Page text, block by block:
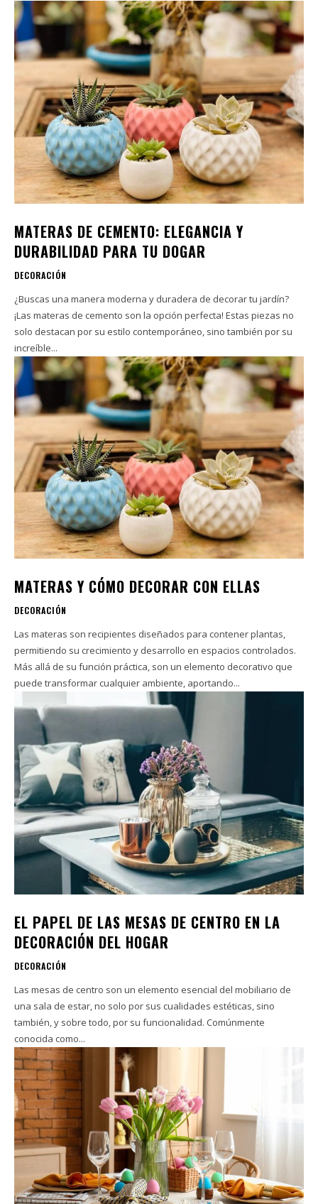
MATERAS DE CEMENTO: ELEGANCIA Y
DURABILIDAD PARA TU DOGAR
DECORACIÓN
¿Buscas una manera moderna y duradera de decorar tu jardín?
¡Las materas de cemento son la opción perfecta! Estas piezas no
solo destacan por su estilo contemporáneo, sino también por su
increíble...
MATERAS Y CÓMO DECORAR CON ELLAS
DECORACIÓN
Las materas son recipientes diseñados para contener plantas,
permitiendo su crecimiento y desarrollo en espacios controlados.
Más allá de su función práctica, son un elemento decorativo que
puede transformar cualquier ambiente, aportando...
EL PAPEL DE LAS MESAS DE CENTRO EN LA
DECORACIÓN DEL HOGAR
DECORACIÓN
Las mesas de centro son un elemento esencial del mobiliario de
una sala de estar, no solo por sus cualidades estéticas, sino
también, y sobre todo, por su funcionalidad. Comúnmente
conocida como...